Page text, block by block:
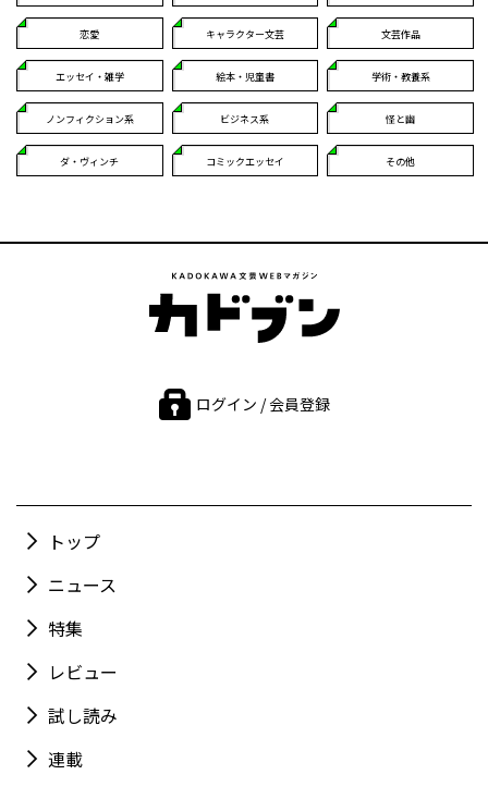
恋愛 キャラクター文芸 文芸作品
エッセイ・雑学 絵本・児童書 学術・教養系
ノンフィクション系 ビジネス系 怪と幽
ダ・ヴィンチ コミックエッセイ その他
ログイン / 会員登録
トップ
ニュース
特集
レビュー
試し読み
連載